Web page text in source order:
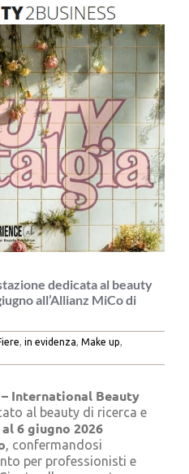
dedicata al beauty
all’Allianz MiCo di
, in evidenza, Make up,
International Beauty
al beauty di ricerca e
6 giugno 2026
, confermandosi
per professionisti e